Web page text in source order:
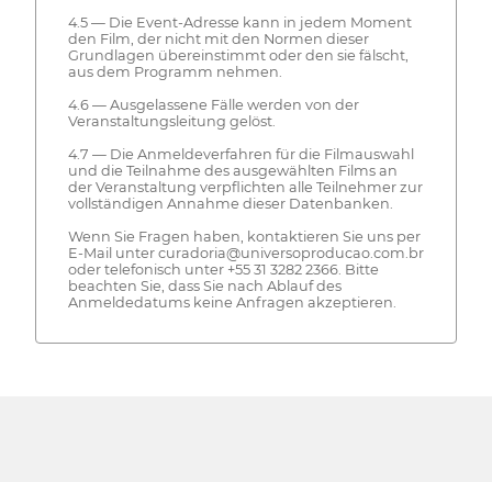
4.5 — Die Event-Adresse kann in jedem Moment
den Film, der nicht mit den Normen dieser
Grundlagen übereinstimmt oder den sie fälscht,
aus dem Programm nehmen.
4.6 — Ausgelassene Fälle werden von der
Veranstaltungsleitung gelöst.
4.7 — Die Anmeldeverfahren für die Filmauswahl
und die Teilnahme des ausgewählten Films an
der Veranstaltung verpflichten alle Teilnehmer zur
vollständigen Annahme dieser Datenbanken.
Wenn Sie Fragen haben, kontaktieren Sie uns per
E-Mail unter curadoria@universoproducao.com.br
oder telefonisch unter +55 31 3282 2366. Bitte
beachten Sie, dass Sie nach Ablauf des
Anmeldedatums keine Anfragen akzeptieren.